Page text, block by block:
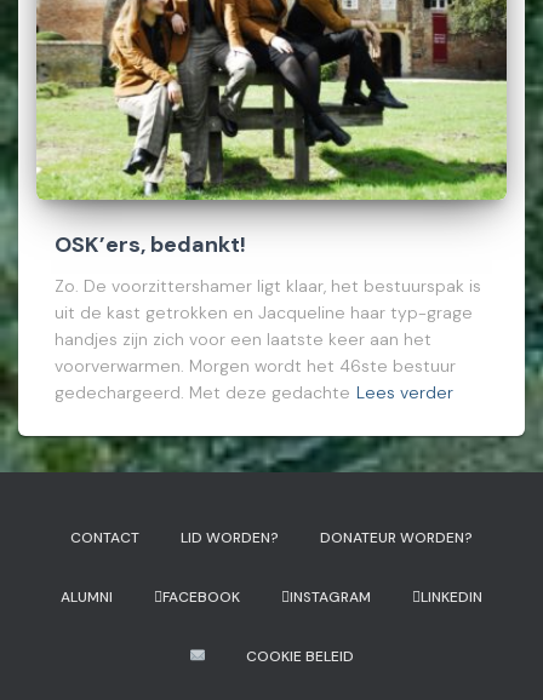
OSK’ers, bedankt!
Zo. De voorzittershamer ligt klaar, het bestuurspak is
uit de kast getrokken en Jacqueline haar typ-grage
handjes zijn zich voor een laatste keer aan het
voorverwarmen. Morgen wordt het 46ste bestuur
gedechargeerd. Met deze gedachte Lees verder
CONTACT LID WORDEN? DONATEUR WORDEN?
ALUMNI FACEBOOK INSTAGRAM LINKEDIN
COOKIE BELEID